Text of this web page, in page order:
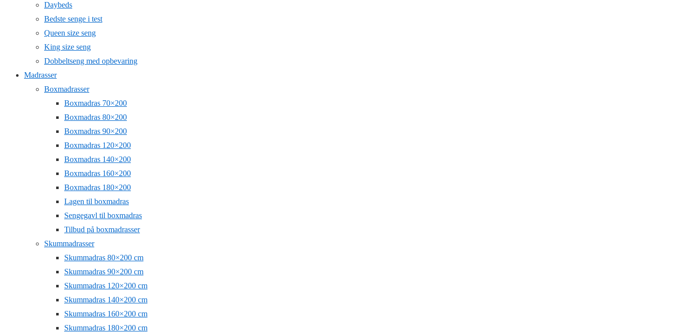
Daybeds
Bedste senge i test
Queen size seng
King size seng
Dobbeltseng med opbevaring
Madrasser
Boxmadrasser
Boxmadras 70×200
Boxmadras 80×200
Boxmadras 90×200
Boxmadras 120×200
Boxmadras 140×200
Boxmadras 160×200
Boxmadras 180×200
Lagen til boxmadras
Sengegavl til boxmadras
Tilbud på boxmadrasser
Skummadrasser
Skummadras 80×200 cm
Skummadras 90×200 cm
Skummadras 120×200 cm
Skummadras 140×200 cm
Skummadras 160×200 cm
Skummadras 180×200 cm